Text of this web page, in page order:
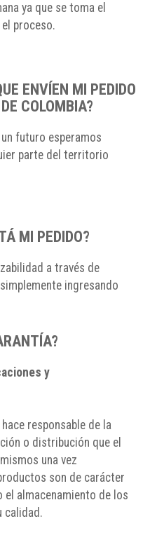
ya que se toma el
proceso.
ENVÍEN MI PEDIDO
COLOMBIA?
futuro esperamos
parte del territorio
MI PEDIDO?
a través de
ingresando
y
responsable de la
o distribución que el
una vez
son de carácter
almacenamiento de los
calidad.